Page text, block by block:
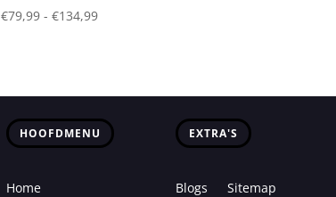
€79,99 - €134,99Prijsklasse:
HOOFDMENU
Home
EXTRA'S
Blogs
Sitemap